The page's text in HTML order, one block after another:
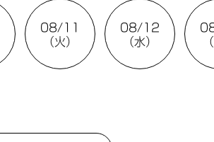
08/11
（火）
08/12
（水）